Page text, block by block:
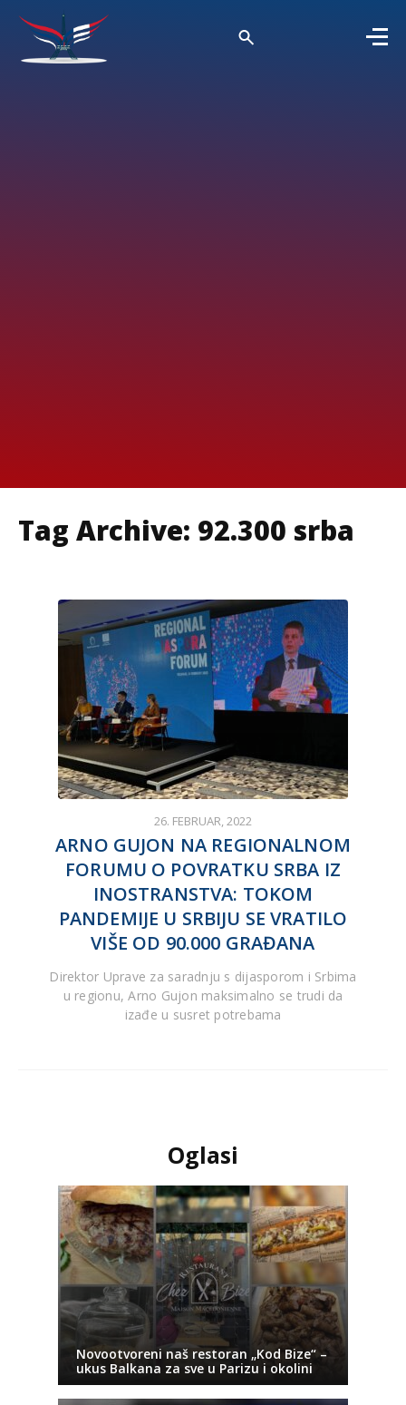
Tag Archive: 92.300 srba
26. FEBRUAR, 2022
ARNO GUJON NA REGIONALNOM
FORUMU O POVRATKU SRBA IZ
INOSTRANSTVA: TOKOM
PANDEMIJE U SRBIJU SE VRATILO
VIŠE OD 90.000 GRAĐANA
Direktor Uprave za saradnju s dijasporom i Srbima
u regionu, Arno Gujon maksimalno se trudi da
izađe u susret potrebama
Oglasi
Novootvoreni naš restoran „Kod Bize“ –
ukus Balkana za sve u Parizu i okolini